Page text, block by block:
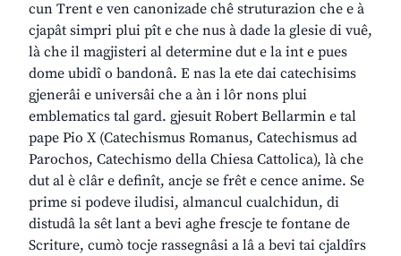
cun Trent e ven canonizade chê struturazion che e à
cjapât simpri plui pît e che nus à dade la glesie di vuê,
là che il magjisteri al determine dut e la int e pues
dome ubidî o bandonâ. E nas la ete dai catechisims
gjenerâi e universâi che a àn i lôr nons plui
emblematics tal gard. gjesuit Robert Bellarmin e tal
pape Pio X (Catechismus Romanus, Catechismus ad
Parochos, Catechismo della Chiesa Cattolica), là che
dut al è clâr e definît, ancje se frêt e cence anime. Se
prime si podeve iludisi, almancul cualchidun, di
distudâ la sêt lant a bevi aghe frescje te fontane de
Scriture, cumò tocje rassegnâsi a lâ a bevi tai cjaldîrs